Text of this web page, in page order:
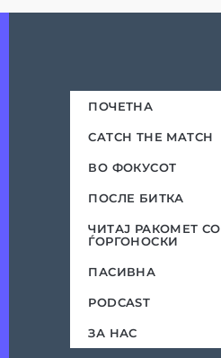
ПОЧЕТНА
CATCH THE MATCH
ВО ФОКУСОТ
ПОСЛЕ БИТКА
ЧИТАЈ РАКОМЕТ СО
ЃОРГОНОСКИ
ПАСИВНА
PODCAST
ЗА НАС